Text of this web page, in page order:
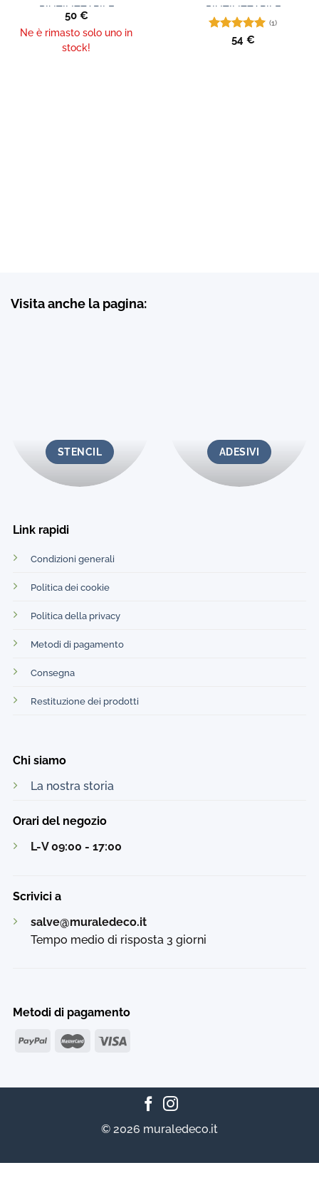
RIUTILIZZABILE
50 €
Ne è rimasto solo uno in
stock!
RIUTILIZZABILE
Valutato
(1)
54 €
Visita anche la pagina:
STENCIL ADESIVI
Link rapidi
Condizioni generali
Politica dei cookie
Politica della privacy
Metodi di pagamento
Consegna
Restituzione dei prodotti
Chi siamo
La nostra storia
Orari del negozio
L-V 09:00 - 17:00
Scrivici a
salve@muraledeco.it
Tempo medio di risposta 3 giorni
Metodi di pagamento
© 2026 muraledeco.it